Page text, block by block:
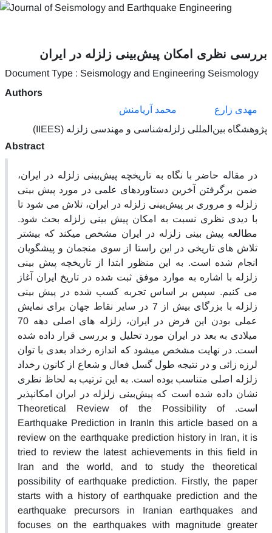
بررسی نظری امکان پیش‌بینی زلزله در ایران
Document Type : Seismology and Engineering Seismology
Authors
مهدی زارع
محمد آریامنش
پژوهشگاه بین‌المللی زلزله‌شناسی و مهندسی زلزله (IIEES)
Abstract
در مقاله حاضر با نگاه به تاریخچه پیش‌بینی زلزله در ایران،
ضمن برگرفتن آخرین دستاوردهای علمی در مورد پیش بینی
زلزله و مروری بر پیش‌بینی زلزله در ایران، تلاش می شود تا
با دیدی نظری نسبت به امکان پیش بینی زلزله بحث شود.
مطالعه پیش بینی زلزله در ایران مشخص میکند که بیشتر
تلاش های تاریخی در این راستا از سوی منجمان و پیشگویان
انجام شده است. به این منظور ابتدا از تاریخچه پیش بینی
زلزله با اشاره به موارد موفق ثبت شده در تاریخ ایران آغاز
می کنیم. سپس بر اساس تجربه کسب شده در پیش بینی
زلزله با بزرگای بیش از 7 در سایر نقاط جهان برای نمایش
عملی بودن این فرض در ایران، زلزله های اصلی دهه 70
میلادی به بعد در ایران مورد تحلیل و بررسی قرار داده شده
است. در نهایت مشخص میشود که اندازه رخداد بعدی با توان
لرزه زائی و در نتیجه طول گسل فعال و شعاع از کانون رخداد
زلزله اصلی متناسب بوده است. به این ترتیب به لحاظ نظری
نشان داده شده است که پیش‌بینی زلزله در ایران امکانپذیر
است. Theoretical Review of the Possibility of
Earthquake Prediction in IranIn this article based on a
review on the earthquake prediction history in Iran, it is
tried to review the latest achievements in this field in
Iran and the world, and to study the theoretical
possibility of earthquake prediction. Firstly, the paper
starts with a history of earthquake prediction and the
earthquake precursors in Iranian earthquakes and
focuses on the earthquakes with magnitude greater